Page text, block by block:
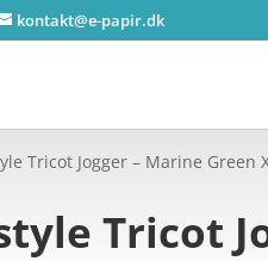
kontakt@e-papir.dk
Tricot Jogger – Marine Green
Tricot